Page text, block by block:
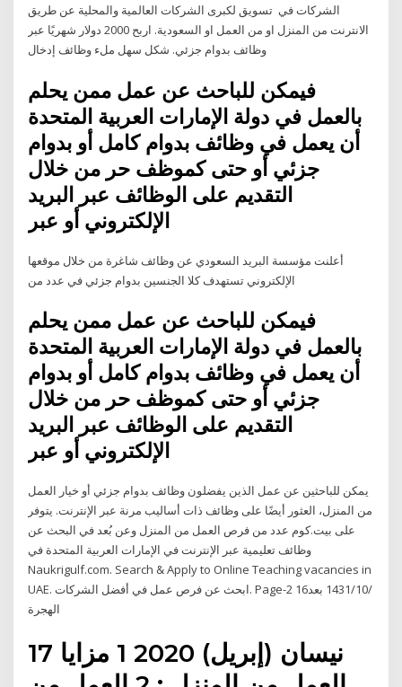
الشركات في تسويق لكبرى الشركات العالمية والمحلية عن طريق
الانترنت من المنزل او من العمل او السعودية. اربح 2000 دولار شهريًا عبر
فيمكن للباحث عن عمل ممن يحلم
بالعمل في دولة الإمارات العربية المتحدة
أن يعمل في وظائف بدوام كامل أو بدوام
جزئي أو حتى كموظف حر من خلال
التقديم على الوظائف عبر البريد
الإلكتروني أو عبر
أعلنت مؤسسة البريد السعودي عن وظائف شاغرة من خلال موقعها
الإلكتروني تستهدف كلا الجنسين بدوام جزئي في عدد من
فيمكن للباحث عن عمل ممن يحلم
بالعمل في دولة الإمارات العربية المتحدة
أن يعمل في وظائف بدوام كامل أو بدوام
جزئي أو حتى كموظف حر من خلال
التقديم على الوظائف عبر البريد
الإلكتروني أو عبر
يمكن للباحثين عن عمل الذين يفضلون وظائف بدوام جزئي أو خيار العمل
من المنزل، العثور أيضًا على وظائف ذات أساليب مرنة عبر الإنترنت. يتوفر
على بيت.كوم عدد من فرص العمل من المنزل وعن بُعد في البحث عن
وظائف تعليمية عبر الإنترنت في الإمارات العربية المتحدة في
Naukrigulf.com. Search & Apply to Online Teaching vacancies in
UAE. ابحث عن فرص عمل في أفضل الشركات. Page-2 16‏‏/10‏‏/1431 بعد
الهجرة
17 نيسان (إبريل) 2020 1 مزايا